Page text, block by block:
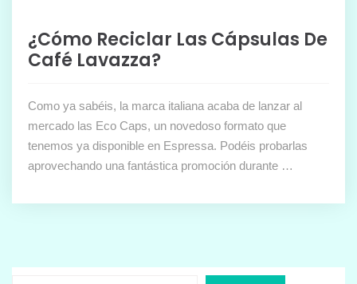
¿Cómo Reciclar Las Cápsulas De
Café Lavazza?
Como ya sabéis, la marca italiana acaba de lanzar al
mercado las Eco Caps, un novedoso formato que
tenemos ya disponible en Espressa. Podéis probarlas
aprovechando una fantástica promoción durante …